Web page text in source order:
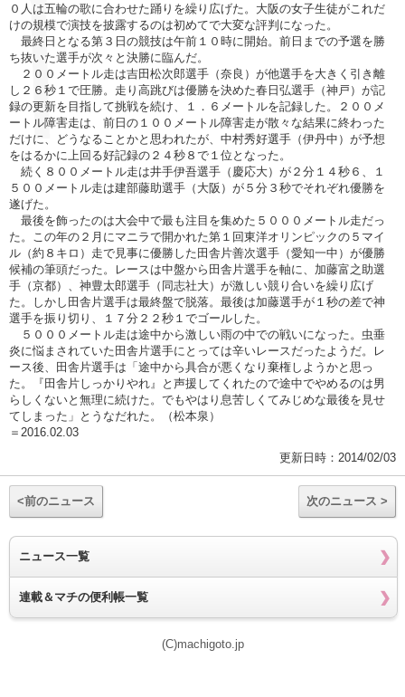
０人は五輪の歌に合わせた踊りを繰り広げた。大阪の女子生徒がこれだ
けの規模で演技を披露するのは初めてで大変な評判になった。
最終日となる第３日の競技は午前１０時に開始。前日までの予選を勝
ち抜いた選手が次々と決勝に臨んだ。
２００メートル走は吉田松次郎選手（奈良）が他選手を大きく引き離
し２６秒１で圧勝。走り高跳びは優勝を決めた春日弘選手（神戸）が記
録の更新を目指して挑戦を続け、１．６メートルを記録した。２００メ
ートル障害走は、前日の１００メートル障害走が散々な結果に終わった
だけに、どうなることかと思われたが、中村秀好選手（伊丹中）が予想
をはるかに上回る好記録の２４秒８で１位となった。
続く８００メートル走は井手伊吾選手（慶応大）が２分１４秒６、１
５００メートル走は建部藤助選手（大阪）が５分３秒でそれぞれ優勝を
遂げた。
最後を飾ったのは大会中で最も注目を集めた５０００メートル走だっ
た。この年の２月にマニラで開かれた第１回東洋オリンピックの５マイ
ル（約８キロ）走で見事に優勝した田舎片善次選手（愛知一中）が優勝
候補の筆頭だった。レースは中盤から田舎片選手を軸に、加藤富之助選
手（京都）、神豊太郎選手（同志社大）が激しい競り合いを繰り広げ
た。しかし田舎片選手は最終盤で脱落。最後は加藤選手が１秒の差で神
選手を振り切り、１７分２２秒１でゴールした。
５０００メートル走は途中から激しい雨の中での戦いになった。虫垂
炎に悩まされていた田舎片選手にとっては辛いレースだったようだ。レ
ース後、田舎片選手は「途中から具合が悪くなり棄権しようかと思っ
た。『田舎片しっかりやれ』と声援してくれたので途中でやめるのは男
らしくないと無理に続けた。でもやはり息苦しくてみじめな最後を見せ
てしまった」とうなだれた。（松本泉）
＝2016.02.03
更新日時：2014/02/03
<前のニュース 次のニュース >
ニュース一覧
連載＆マチの便利帳一覧
(C)machigoto.jp